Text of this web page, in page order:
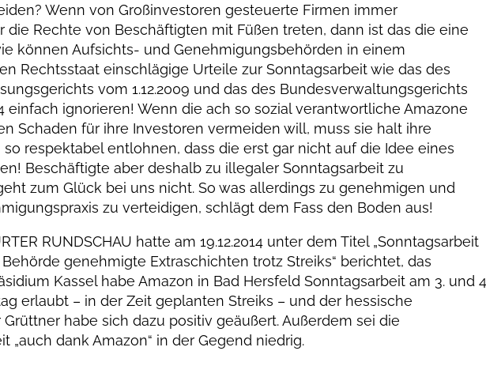
Wenn von Großinvestoren gesteuerte Firmen immer
die Rechte von Beschäftigten mit Füßen treten, dann ist das die eine
können Aufsichts- und Genehmigungsbehörden in einem
Rechtsstaat einschlägige Urteile zur Sonntagsarbeit wie das des
vom 1.12.2009 und das des Bundesverwaltungsgerichts
einfach ignorieren! Wenn die ach so sozial verantwortliche Amazone
Schaden für ihre Investoren vermeiden will, muss sie halt ihre
respektabel entlohnen, dass die erst gar nicht auf die Idee eines
Beschäftigte aber deshalb zu illegaler Sonntagsarbeit zu
zum Glück bei uns nicht. So was allerdings zu genehmigen und
zu verteidigen, schlägt dem Fass den Boden aus!
RUNDSCHAU hatte am 19.12.2014 unter dem Titel „Sonntagsarbeit
genehmigte Extraschichten trotz Streiks“ berichtet, das
Kassel habe Amazon in Bad Hersfeld Sonntagsarbeit am 3. und
erlaubt – in der Zeit geplanten Streiks – und der hessische
habe sich dazu positiv geäußert. Außerdem sei die
„auch dank Amazon“ in der Gegend niedrig.